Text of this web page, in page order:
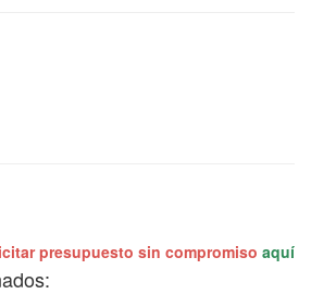
presupuesto sin compromiso aquí